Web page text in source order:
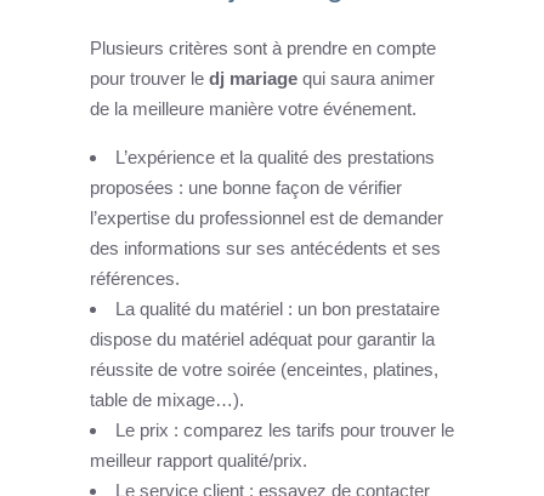
Plusieurs critères sont à prendre en compte
pour trouver le dj mariage qui saura animer
de la meilleure manière votre événement.
L’expérience et la qualité des prestations
proposées : une bonne façon de vérifier
l’expertise du professionnel est de demander
des informations sur ses antécédents et ses
références.
La qualité du matériel : un bon prestataire
dispose du matériel adéquat pour garantir la
réussite de votre soirée (enceintes, platines,
table de mixage…).
Le prix : comparez les tarifs pour trouver le
meilleur rapport qualité/prix.
Le service client : essayez de contacter